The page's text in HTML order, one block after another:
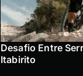
Desafio Entre
Itabirito